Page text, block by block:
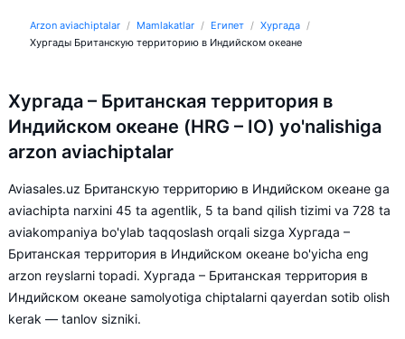
Arzon aviachiptalar Mamlakatlar Египет
Хургада
Хургады Британскую территорию в Индийском океане
Хургада – Британская территория в
Индийском океане (HRG – IO) yo'nalishiga
arzon aviachiptalar
Aviasales.uz Британскую территорию в Индийском океане ga
aviachipta narxini 45 ta agentlik, 5 ta band qilish tizimi va 728 ta
aviakompaniya bo'ylab taqqoslash orqali sizga Хургада –
Британская территория в Индийском океане bo'yicha eng
arzon reyslarni topadi. Хургада – Британская территория в
Индийском океане samolyotiga chiptalarni qayerdan sotib olish
kerak — tanlov sizniki.